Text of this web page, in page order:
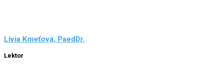
Lívia Kmeťová, PaedDr.
Lektor